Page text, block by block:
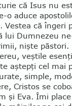
că Isus nu
o aduce
Vestea că în­geri
lui Dumnezeu
nişte păstori.
veştile
aştepţi cel mai
sim­ple,
Cristos se
şi Eva. Îmi